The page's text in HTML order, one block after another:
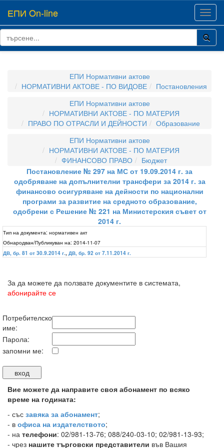
ЕПИ On-line
ЕПИ Нормативни актове
НОРМАТИВНИ АКТОВЕ - ПО ВИДОВЕ
Постановления
ЕПИ Нормативни актове
НОРМАТИВНИ АКТОВЕ - ПО МАТЕРИЯ
ПРАВО ПО ОТРАСЛИ И ДЕЙНОСТИ
Образование
ЕПИ Нормативни актове
НОРМАТИВНИ АКТОВЕ - ПО МАТЕРИЯ
ФИНАНСОВО ПРАВО
Бюджет
Постановление № 297 на МС от 19.09.2014 г. за
одобряване на допълнителни трансфери за 2014 г. за
финансово осигуряване на дейности по национални
програми за развитие на средното образование,
одобрени с Решение № 221 на Министерския съвет от
2014 г.
Тип на документа: нормативен акт
Обнародван/Публикуван на: 2014-11-07
ДВ, бр. 81 от 30.9.2014 г., ДВ, бр. 92 от 7.11.2014 г.
За да можете да ползвате документите в системата,
абонирайте се
Потребителско
име:
Парола:
запомни ме:
Вие можете да направите своя абонамент по всяко
време на годината:
- със завяка за абонамент;
- в офиса на издателството;
- на телефони: 02/981-13-76; 088/240-03-10; 02/981-13-93;
- чрез нашите търговски представители във Вашия